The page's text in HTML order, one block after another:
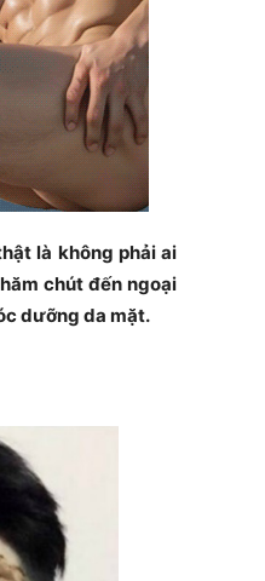
là không phải ai
chút đến ngoại
dưỡng da mặt.